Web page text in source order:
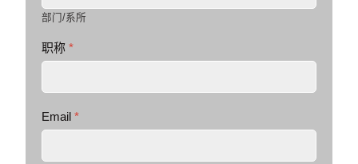
部门/系所
职称 *
Email *